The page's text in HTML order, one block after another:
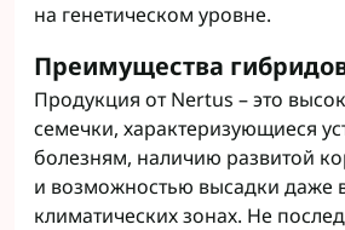
на генетическом уровне.
Преимущества
Продукция от Nertus – это
семечки, характеризующиеся
болезням, наличию развитой
и возможностью высадки даже
климатических зонах. Не